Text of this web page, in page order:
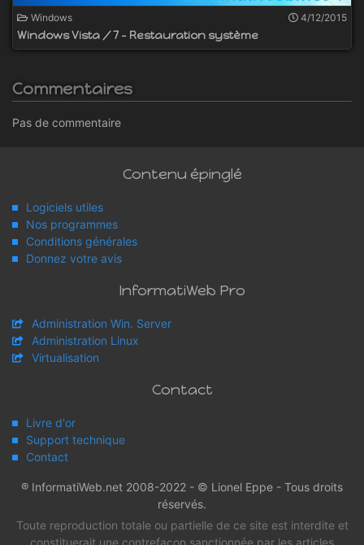
Windows 4/12/2015
Windows Vista / 7 - Restauration système
Commentaires
Pas de commentaire
Contenu épinglé
Logiciels utiles
Nos programmes
Conditions générales
Donnez votre avis
InformatiWeb Pro
Administration Win. Server
Administration Linux
Virtualisation
Contact
Livre d'or
Support technique
Contact
® InformatiWeb.net 2008-2022 - © Lionel Eppe - Tous droits
réservés.
Toute reproduction totale ou partielle de ce site est interdite et